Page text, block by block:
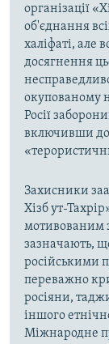
організації
об'єднання
халіфаті, але
досягнення
окупованому
Росії
включивши до
Захисники
Хізб ут-
мотивованим
зазначають,
російськими
переважно
росіяни,
іншого
Міжнародне